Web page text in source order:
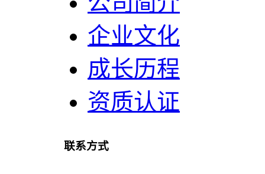
企业文化
成长历程
资质认证
联系方式